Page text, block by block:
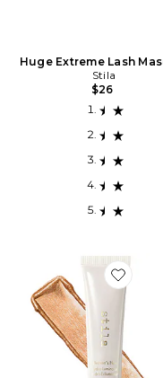
Huge Extreme Lash
Stila
$26
Favorite